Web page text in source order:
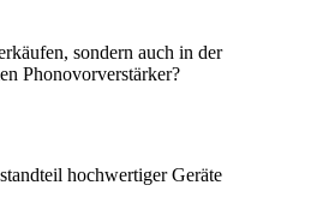
sondern auch in der
Phonovorverstärker?
hochwertiger Geräte